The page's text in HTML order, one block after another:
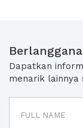
Dapatkan
menarik lainnya